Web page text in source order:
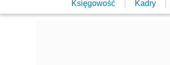
Księgowość Kadry